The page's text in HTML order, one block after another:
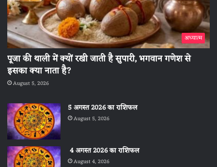
अध्यात्म
पूजा की थाली में क्यों रखी जाती है सुपारी, भगवान गणेश से
इसका क्या नाता है?
August 5, 2026
5 अगस्त 2026 का राशिफल
August 5, 2026
4 अगस्त 2026 का राशिफल
August 4, 2026